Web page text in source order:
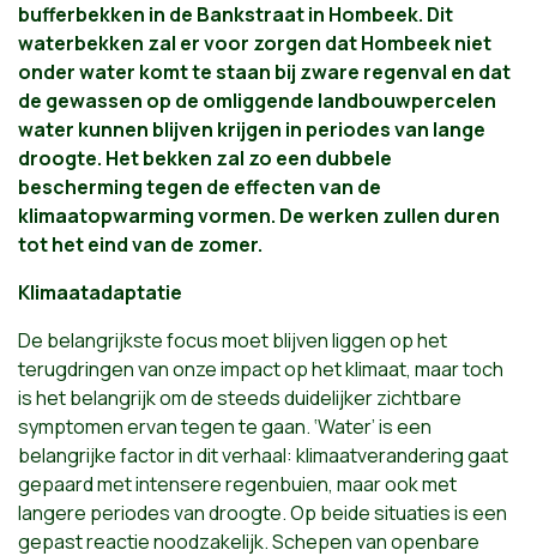
bufferbekken in de Bankstraat in Hombeek. Dit
waterbekken zal er voor zorgen dat Hombeek niet
onder water komt te staan bij zware regenval en dat
de gewassen op de omliggende landbouwpercelen
water kunnen blijven krijgen in periodes van lange
droogte. Het bekken zal zo een dubbele
bescherming tegen de effecten van de
klimaatopwarming vormen. De werken zullen duren
tot het eind van de zomer.
Klimaatadaptatie
De belangrijkste focus moet blijven liggen op het
terugdringen van onze impact op het klimaat, maar toch
is het belangrijk om de steeds duidelijker zichtbare
symptomen ervan tegen te gaan. ‘Water’ is een
belangrijke factor in dit verhaal: klimaatverandering gaat
gepaard met intensere regenbuien, maar ook met
langere periodes van droogte. Op beide situaties is een
gepast reactie noodzakelijk. Schepen van openbare